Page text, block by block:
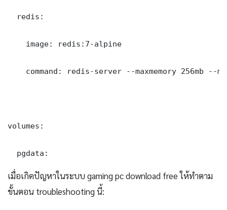
  redis:
    image: redis:7-alpine
command: redis-server --maxmemory 256mb --
volumes:
  pgdata:
เมื่อเกิดปัญหาในระบบ gaming pc download free ให้ทำตาม
ขั้นตอน troubleshooting นี้: